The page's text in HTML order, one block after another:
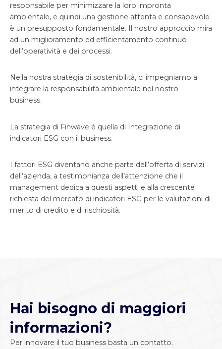
responsabile per minimizzare la loro impronta
ambientale, e quindi una gestione attenta e consapevole
è un presupposto fondamentale. Il nostro approccio mira
ad un miglioramento ed efficientamento continuo
dell’operatività e dei processi.
Nella nostra strategia di sostenibilità, ci impegniamo a
integrare la responsabilità ambientale nel nostro
business.
La strategia di Finwave è quella di Integrazione di
indicatori ESG con il business.
I fattori ESG diventano anche parte dell’offerta di servizi
dell’azienda, a testimonianza dell’attenzione che il
management dedica a questi aspetti e alla crescente
richiesta del mercato di indicatori ESG per le valutazioni di
merito di credito e di rischiosità.
Hai bisogno di maggiori
informazioni?
Per innovare il tuo business basta un contatto.